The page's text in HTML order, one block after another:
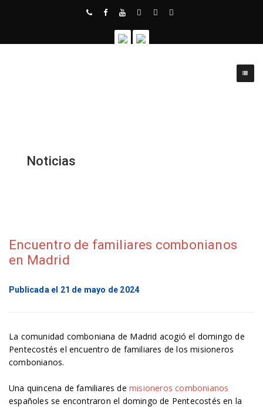
Noticias
Encuentro de familiares combonianos
en Madrid
Publicada el 21 de mayo de 2024
La comunidad comboniana de Madrid acogió el domingo de
Pentecostés el encuentro de familiares de los misioneros
combonianos.
Una quincena de familiares de misioneros combonianos
españoles se encontraron el domingo de Pentecostés en la